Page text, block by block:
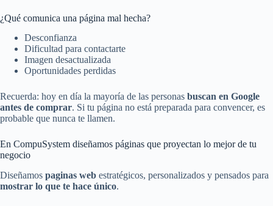
¿Qué comunica una página mal hecha?
Desconfianza
Dificultad para contactarte
Imagen desactualizada
Oportunidades perdidas
Recuerda: hoy en día la mayoría de las personas buscan en Google
antes de comprar. Si tu página no está preparada para convencer, es
probable que nunca te llamen.
En CompuSystem diseñamos páginas que proyectan lo mejor de tu
negocio
Diseñamos paginas web estratégicos, personalizados y pensados para
mostrar lo que te hace único.